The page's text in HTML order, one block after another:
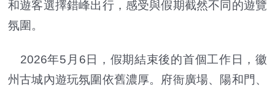
和遊客選擇錯峰出行，感受與假期截然不同的遊覽
氛圍。
2026年5月6日，假期結束後的首個工作日，徽
州古城內遊玩氛圍依舊濃厚。府衙廣場、陽和門、